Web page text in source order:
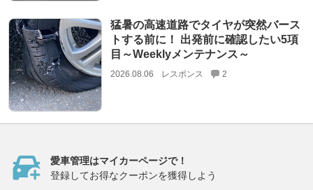
猛暑の高速道路でタイヤが突然バース
トする前に！ 出発前に確認したい5項
目～Weeklyメンテナンス～
2026.08.06 レスポンス 2
愛車管理はマイカーページで！
登録してお得なクーポンを獲得しよう